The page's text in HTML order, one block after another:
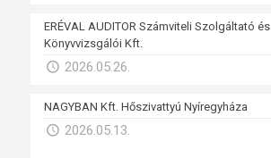
ERÉVAL AUDITOR Számviteli Szolgáltató és
Könyvvizsgálói Kft.
2026.05.26.
NAGYBAN Kft. Hőszivattyú Nyíregyháza
2026.05.13.